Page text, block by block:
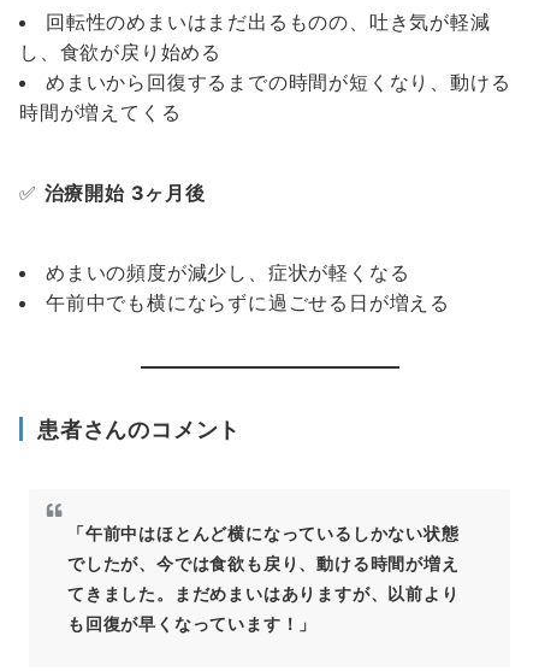
回転性のめまいはまだ出るものの、吐き気が軽減
し、食欲が戻り始める
めまいから回復するまでの時間が短くなり、動ける
時間が増えてくる
✅ 治療開始 3ヶ月後
めまいの頻度が減少し、症状が軽くなる
午前中でも横にならずに過ごせる日が増える
患者さんのコメント
「午前中はほとんど横になっているしかない状態
でしたが、今では食欲も戻り、動ける時間が増え
てきました。まだめまいはありますが、以前より
も回復が早くなっています！」